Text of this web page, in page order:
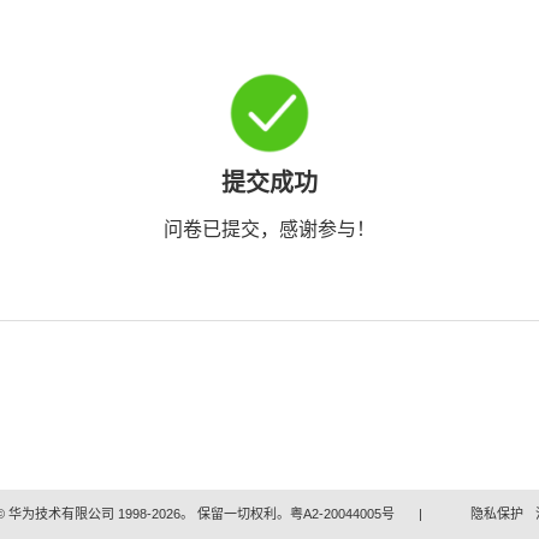
提交成功
问卷已提交，感谢参与！
华为技术有限公司 1998-2026。 保留一切权利。粤A2-20044005号 | 隐私保护